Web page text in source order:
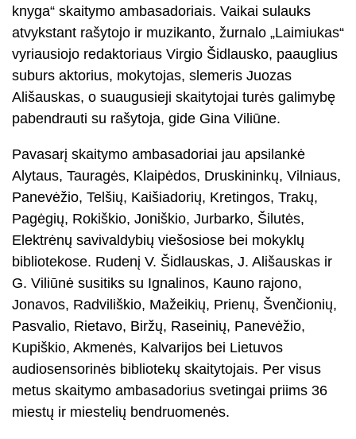
knyga“ skaitymo ambasadoriais. Vaikai sulauks
atvykstant rašytojo ir muzikanto, žurnalo „Laimiukas“
vyriausiojo redaktoriaus Virgio Šidlausko, paauglius
suburs aktorius, mokytojas, slemeris Juozas
Ališauskas, o suaugusieji skaitytojai turės galimybę
pabendrauti su rašytoja, gide Gina Viliūne.
Pavasarį skaitymo ambasadoriai jau apsilankė
Alytaus, Tauragės, Klaipėdos, Druskininkų, Vilniaus,
Panevėžio, Telšių, Kaišiadorių, Kretingos, Trakų,
Pagėgių, Rokiškio, Joniškio, Jurbarko, Šilutės,
Elektrėnų savivaldybių viešosiose bei mokyklų
bibliotekose. Rudenį V. Šidlauskas, J. Ališauskas ir
G. Viliūnė susitiks su Ignalinos, Kauno rajono,
Jonavos, Radviliškio, Mažeikių, Prienų, Švenčionių,
Pasvalio, Rietavo, Biržų, Raseinių, Panevėžio,
Kupiškio, Akmenės, Kalvarijos bei Lietuvos
audiosensorinės bibliotekų skaitytojais. Per visus
metus skaitymo ambasadorius svetingai priims 36
miestų ir miestelių bendruomenės.